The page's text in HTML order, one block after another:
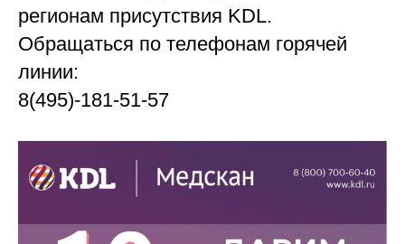
регионам присутствия KDL.
Обращаться по телефонам горячей
линии:
8(495)-181-51-57